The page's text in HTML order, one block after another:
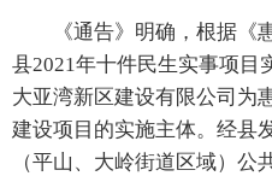
《通告》明确，根据《惠
县2021年十件民生实事项目
大亚湾新区建设有限公司为
建设项目的实施主体。经县
（平山、大岭街道区域）公